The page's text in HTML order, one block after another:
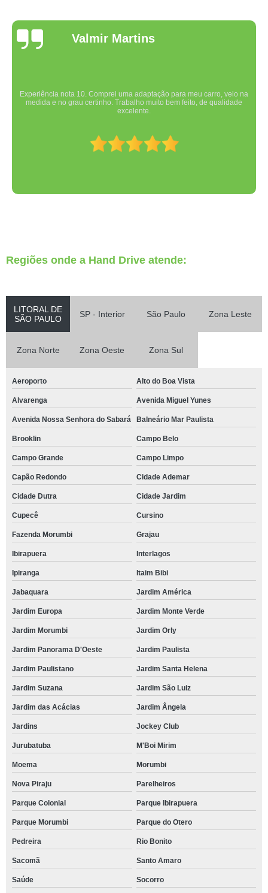
Valmir Martins
Experiência nota 10. Comprei uma adaptação para meu carro, veio na
medida e no grau certinho. Trabalho muito bem feito, de qualidade
excelente.
Regiões onde a Hand Drive atende:
LITORAL DE
SÃO PAULO
SP - Interior São Paulo Zona Leste
Zona Norte Zona Oeste Zona Sul
Aeroporto Alto do Boa Vista
Alvarenga Avenida Miguel Yunes
Avenida Nossa Senhora do Sabará Balneário Mar Paulista
Brooklin Campo Belo
Campo Grande Campo Limpo
Capão Redondo Cidade Ademar
Cidade Dutra Cidade Jardim
Cupecê Cursino
Fazenda Morumbi Grajau
Ibirapuera Interlagos
Ipiranga Itaim Bibi
Jabaquara Jardim América
Jardim Europa Jardim Monte Verde
Jardim Morumbi Jardim Orly
Jardim Panorama D'Oeste Jardim Paulista
Jardim Paulistano Jardim Santa Helena
Jardim Suzana Jardim São Luiz
Jardim das Acácias Jardim Ângela
Jardins Jockey Club
Jurubatuba M'Boi Mirim
Moema Morumbi
Nova Piraju Parelheiros
Parque Colonial Parque Ibirapuera
Parque Morumbi Parque do Otero
Pedreira Rio Bonito
Sacomã Santo Amaro
Saúde Socorro